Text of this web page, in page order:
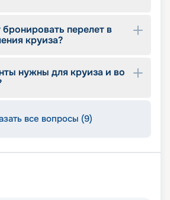
перелет в
круиза?
нужны для круиза и во
все вопросы (9)